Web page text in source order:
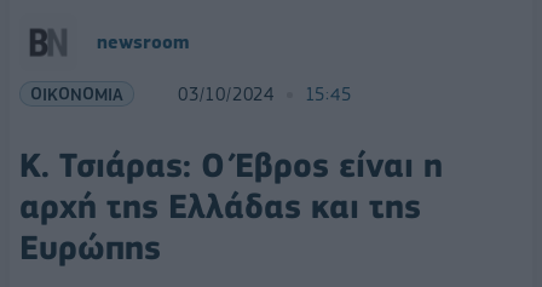
newsroom
ΟΙΚΟΝΟΜΙΑ 03/10/2024 15:45
Κ. Τσιάρας: Ο Έβρος είναι η
αρχή της Ελλάδας και της
Ευρώπης